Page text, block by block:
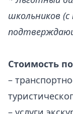
школьников
Стоимость
–